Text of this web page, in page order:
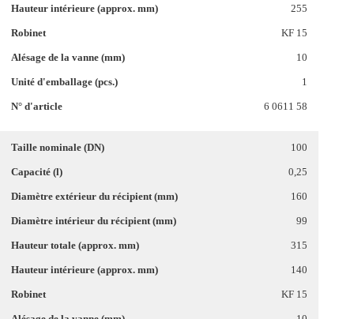
255
KF 15
10
1
6 0611 58
100
0,25
160
99
315
140
KF 15